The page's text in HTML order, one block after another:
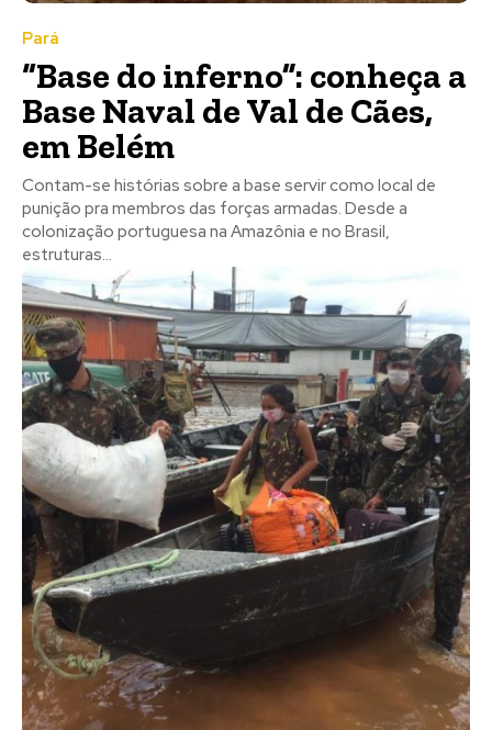
Pará
“Base do inferno”: conheça a
Base Naval de Val de Cães,
em Belém
Contam-se histórias sobre a base servir como local de
punição pra membros das forças armadas. Desde a
colonização portuguesa na Amazônia e no Brasil,
estruturas...